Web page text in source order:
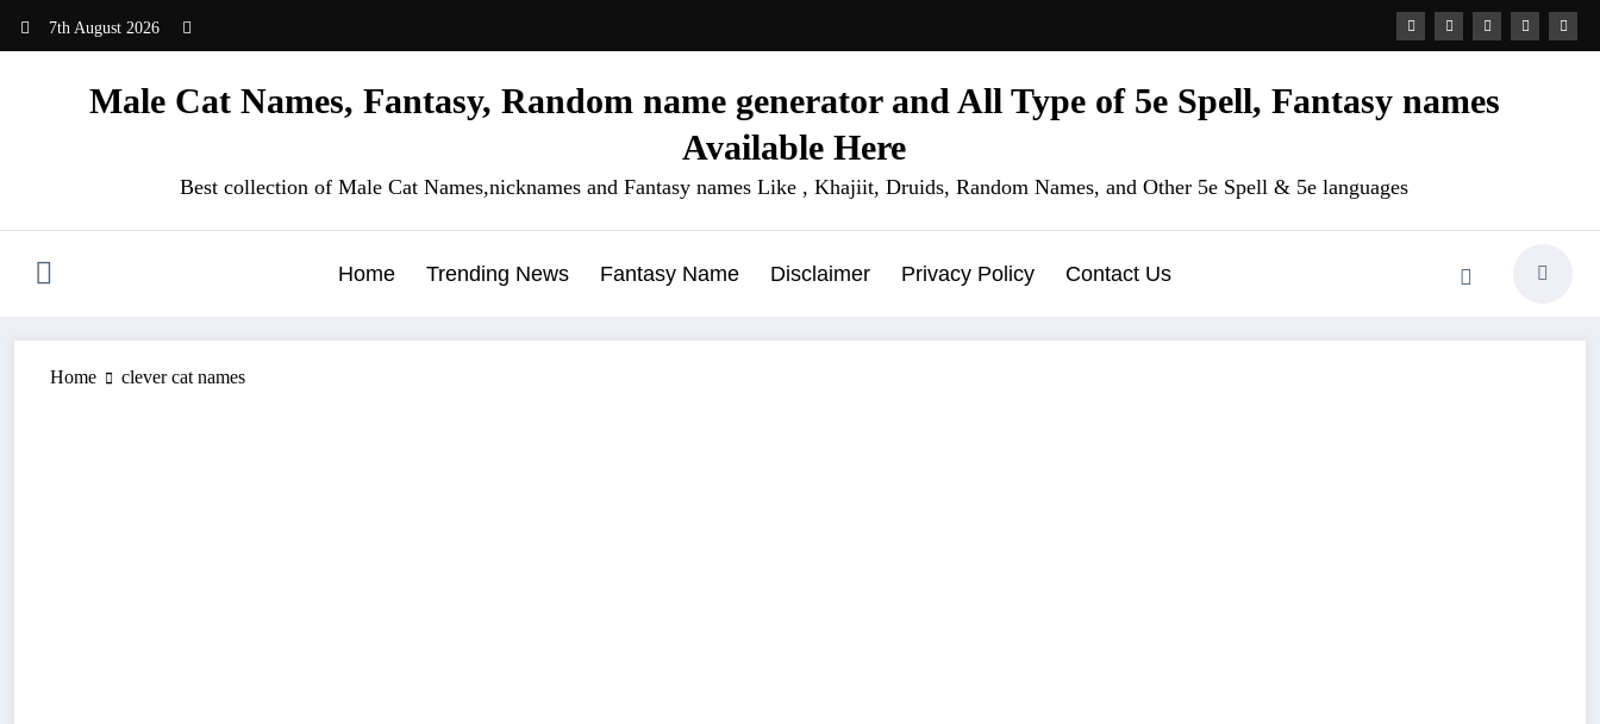
7th August 2026
Male Cat Names, Fantasy, Random name generator and All Type of 5e Spell, Fantasy names
Available Here
Best collection of Male Cat Names,nicknames and Fantasy names Like , Khajiit, Druids, Random Names, and Other 5e Spell & 5e languages
Home Trending News Fantasy Name Disclaimer Privacy Policy Contact Us
Home clever cat names